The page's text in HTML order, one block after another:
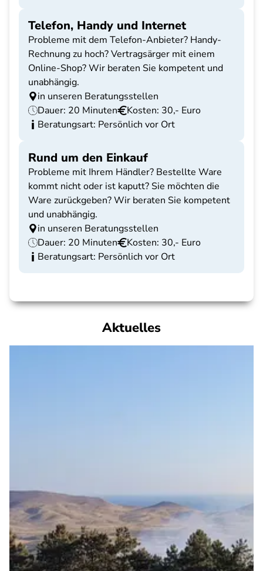
Telefon, Handy und Internet
Probleme mit dem Telefon-Anbieter? Handy-
Rechnung zu hoch? Vertragsärger mit einem
Online-Shop? Wir beraten Sie kompetent und
unabhängig.
in unseren Beratungsstellen
Dauer: 20 Minuten
Kosten: 30,- Euro
Beratungsart: Persönlich vor Ort
Rund um den Einkauf
Probleme mit Ihrem Händler? Bestellte Ware
kommt nicht oder ist kaputt? Sie möchten die
Ware zurückgeben? Wir beraten Sie kompetent
und unabhängig.
in unseren Beratungsstellen
Dauer: 20 Minuten
Kosten: 30,- Euro
Beratungsart: Persönlich vor Ort
Aktuelles